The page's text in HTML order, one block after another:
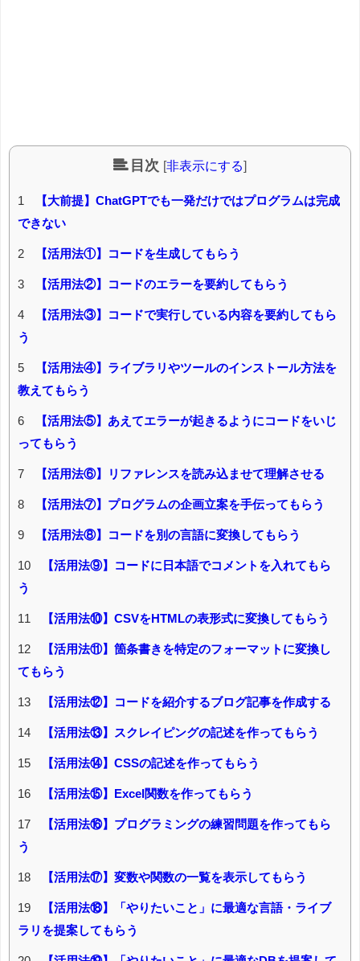
目次 [非表示にする]
1
【大前提】ChatGPTでも一発だけではプログラムは完成
できない
2 【活用法①】コードを生成してもらう
3 【活用法②】コードのエラーを要約してもらう
4
【活用法③】コードで実行している内容を要約してもら
う
5
【活用法④】ライブラリやツールのインストール方法を
教えてもらう
6
【活用法⑤】あえてエラーが起きるようにコードをいじ
ってもらう
7 【活用法⑥】リファレンスを読み込ませて理解させる
8 【活用法⑦】プログラムの企画立案を手伝ってもらう
9 【活用法⑧】コードを別の言語に変換してもらう
10
【活用法⑨】コードに日本語でコメントを入れてもら
う
11 【活用法⑩】CSVをHTMLの表形式に変換してもらう
12
【活用法⑪】箇条書きを特定のフォーマットに変換し
てもらう
13 【活用法⑫】コードを紹介するブログ記事を作成する
14 【活用法⑬】スクレイピングの記述を作ってもらう
15 【活用法⑭】CSSの記述を作ってもらう
16 【活用法⑮】Excel関数を作ってもらう
17
【活用法⑯】プログラミングの練習問題を作ってもら
う
18 【活用法⑰】変数や関数の一覧を表示してもらう
19
【活用法⑱】「やりたいこと」に最適な言語・ライブ
ラリを提案してもらう